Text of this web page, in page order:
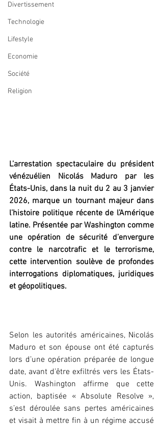
Divertissement
Technologie
Lifestyle
Economie
Société
Religion
L’arrestation spectaculaire du président
vénézuélien Nicolás Maduro par les
États-Unis, dans la nuit du 2 au 3 janvier
2026, marque un tournant majeur dans
l’histoire politique récente de l’Amérique
latine. Présentée par Washington comme
une opération de sécurité d’envergure
contre le narcotrafic et le terrorisme,
cette intervention soulève de profondes
interrogations diplomatiques, juridiques
et géopolitiques.
‎Selon les autorités américaines, Nicolás
Maduro et son épouse ont été capturés
lors d’une opération préparée de longue
date, avant d’être exfiltrés vers les États-
Unis. Washington affirme que cette
action, baptisée « Absolute Resolve »,
s’est déroulée sans pertes américaines
et visait à mettre fin à un régime accusé